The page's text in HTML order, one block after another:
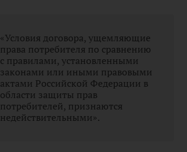
«Условия договора, ущемляющие
права потребителя по сравнению
с правилами, установленными
законами или иными правовыми
актами Российской Федерации в
области защиты прав
потребителей, признаются
недействительными».